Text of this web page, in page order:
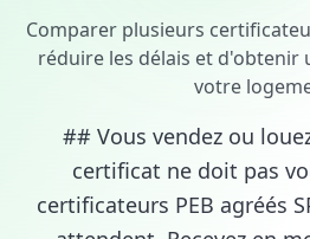
Comparer plusieurs
réduire les délais et d'obtenir
votre
## Vous vendez ou
certificat ne doit pas
certificateurs PEB agréés